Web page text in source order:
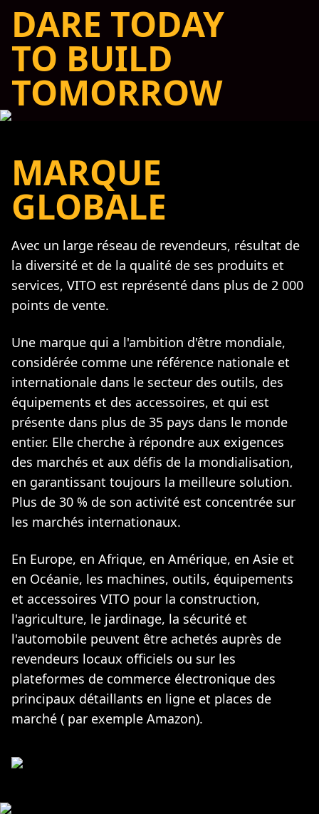
DARE TODAY
TO BUILD
TOMORROW
MARQUE
GLOBALE
Avec un large réseau de revendeurs, résultat de
la diversité et de la qualité de ses produits et
services, VITO est représenté dans plus de 2 000
points de vente.
Une marque qui a l'ambition d'être mondiale,
considérée comme une référence nationale et
internationale dans le secteur des outils, des
équipements et des accessoires, et qui est
présente dans plus de 35 pays dans le monde
entier. Elle cherche à répondre aux exigences
des marchés et aux défis de la mondialisation,
en garantissant toujours la meilleure solution.
Plus de 30 % de son activité est concentrée sur
les marchés internationaux.
En Europe, en Afrique, en Amérique, en Asie et
en Océanie, les machines, outils, équipements
et accessoires VITO pour la construction,
l'agriculture, le jardinage, la sécurité et
l'automobile peuvent être achetés auprès de
revendeurs locaux officiels ou sur les
plateformes de commerce électronique des
principaux détaillants en ligne et places de
marché ( par exemple Amazon).